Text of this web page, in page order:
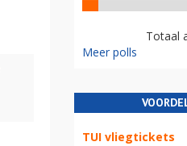
Totaal
Meer polls
TUI vliegtickets